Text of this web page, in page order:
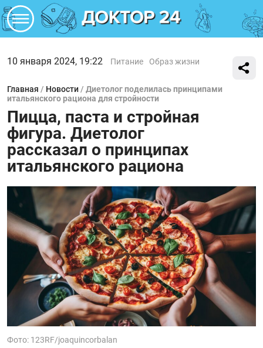
10 января 2024, 19:22 Питание Образ жизни
Главная / Новости / Диетолог поделилась принципами
итальянского рациона для стройности
Пицца, паста и стройная
фигура. Диетолог
рассказал о принципах
итальянского рациона
Фото: 123RF/joaquincorbalan